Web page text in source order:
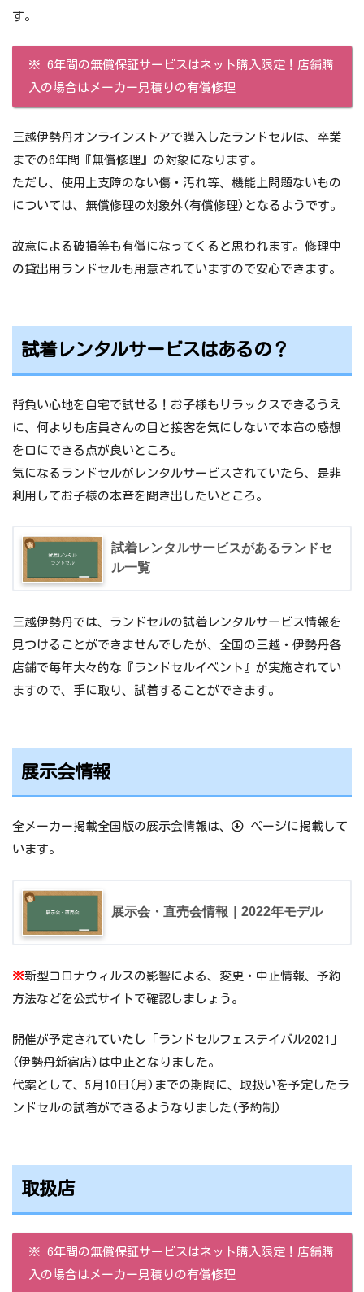
す。
※ 6年間の無償保証サービスはネット購入限定！店舗購
入の場合はメーカー見積りの有償修理
三越伊勢丹オンラインストアで購入したランドセルは、卒業
までの6年間『無償修理』の対象になります。
ただし、使用上支障のない傷・汚れ等、機能上問題ないもの
については、無償修理の対象外(有償修理)となるようです。
故意による破損等も有償になってくると思われます。修理中
の貸出用ランドセルも用意されていますので安心できます。
試着レンタルサービスはあるの？
背負い心地を自宅で試せる！お子様もリラックスできるうえ
に、何よりも店員さんの目と接客を気にしないで本音の感想
を口にできる点が良いところ。
気になるランドセルがレンタルサービスされていたら、是非
利用してお子様の本音を聞き出したいところ。
試着レンタルサービスがあるランドセ
ル一覧
三越伊勢丹では、ランドセルの試着レンタルサービス情報を
見つけることができませんでしたが、全国の三越・伊勢丹各
店舗で毎年大々的な『ランドセルイベント』が実施されてい
ますので、手に取り、試着することができます。
展示会情報
全メーカー掲載全国版の展示会情報は、
ページに掲載して
います。
展示会・直売会情報｜2022年モデル
※新型コロナウィルスの影響による、変更・中止情報、予約
方法などを公式サイトで確認しましょう。
開催が予定されていたし「ランドセルフェステイバル2021」
(伊勢丹新宿店)は中止となりました。
代案として、5月10日(月)までの期間に、取扱いを予定したラ
ンドセルの試着ができるようなりました(予約制)
取扱店
※ 6年間の無償保証サービスはネット購入限定！店舗購
入の場合はメーカー見積りの有償修理